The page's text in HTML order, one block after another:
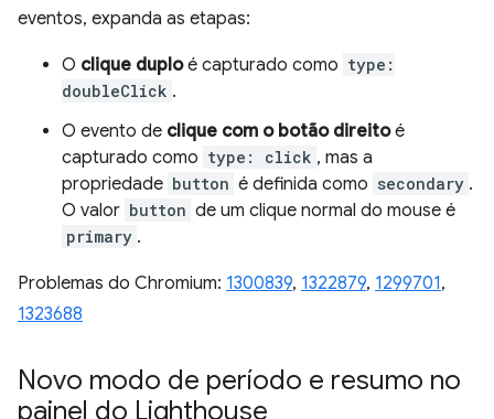
eventos, expanda as etapas:
O clique duploé capturado como type:
doubleClick .
O evento de clique com o botão direitoé
capturado como type: click , mas a
propriedade button é definida como secondary .
O valor button de um clique normal do mouse é
primary .
Problemas do Chromium: 1300839, 1322879, 1299701,
1323688
Novo modo de período e resumo no
painel do Lighthouse